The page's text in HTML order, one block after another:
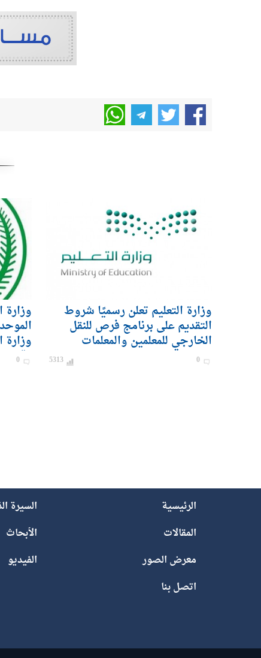
وزارة التعليم تعلن رسميًا شروط
التقديم على برنامج فرص للنقل
الخارجي للمعلمين والمعلمات
0
5313
وزارة
وزارة
رقيب
0
الرئيسية السيرة
المقالات
الأبحاث
معرض الصور
الفيديو
اتصل بنا